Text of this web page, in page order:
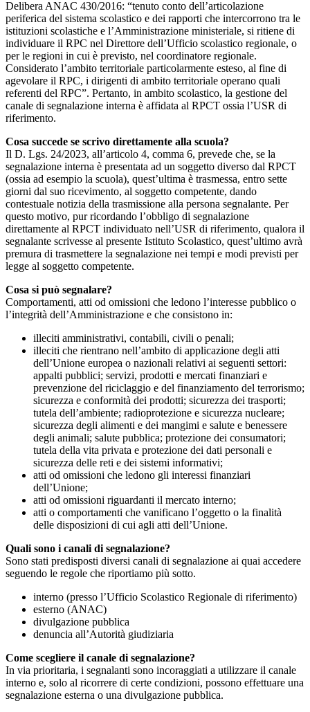
Delibera ANAC 430/2016: “tenuto conto dell’articolazione
periferica del sistema scolastico e dei rapporti che intercorrono tra le
istituzioni scolastiche e l’Amministrazione ministeriale, si ritiene di
individuare il RPC nel Direttore dell’Ufficio scolastico regionale, o
per le regioni in cui è previsto, nel coordinatore regionale.
Considerato l’ambito territoriale particolarmente esteso, al fine di
agevolare il RPC, i dirigenti di ambito territoriale operano quali
referenti del RPC”. Pertanto, in ambito scolastico, la gestione del
canale di segnalazione interna è affidata al RPCT ossia l’USR di
riferimento.
Cosa succede se scrivo direttamente alla scuola?
Il D. Lgs. 24/2023, all’articolo 4, comma 6, prevede che, se la
segnalazione interna è presentata ad un soggetto diverso dal RPCT
(ossia ad esempio la scuola), quest’ultima è trasmessa, entro sette
giorni dal suo ricevimento, al soggetto competente, dando
contestuale notizia della trasmissione alla persona segnalante. Per
questo motivo, pur ricordando l’obbligo di segnalazione
direttamente al RPCT individuato nell’USR di riferimento, qualora il
segnalante scrivesse al presente Istituto Scolastico, quest’ultimo avrà
premura di trasmettere la segnalazione nei tempi e modi previsti per
legge al soggetto competente.
Cosa si può segnalare?
Comportamenti, atti od omissioni che ledono l’interesse pubblico o
l’integrità dell’Amministrazione e che consistono in:
illeciti amministrativi, contabili, civili o penali;
illeciti che rientrano nell’ambito di applicazione degli atti
dell’Unione europea o nazionali relativi ai seguenti settori:
appalti pubblici; servizi, prodotti e mercati finanziari e
prevenzione del riciclaggio e del finanziamento del terrorismo;
sicurezza e conformità dei prodotti; sicurezza dei trasporti;
tutela dell’ambiente; radioprotezione e sicurezza nucleare;
sicurezza degli alimenti e dei mangimi e salute e benessere
degli animali; salute pubblica; protezione dei consumatori;
tutela della vita privata e protezione dei dati personali e
sicurezza delle reti e dei sistemi informativi;
atti od omissioni che ledono gli interessi finanziari
dell’Unione;
atti od omissioni riguardanti il mercato interno;
atti o comportamenti che vanificano l’oggetto o la finalità
delle disposizioni di cui agli atti dell’Unione.
Quali sono i canali di segnalazione?
Sono stati predisposti diversi canali di segnalazione ai quai accedere
seguendo le regole che riportiamo più sotto.
interno (presso l’Ufficio Scolastico Regionale di riferimento)
esterno (ANAC)
divulgazione pubblica
denuncia all’Autorità giudiziaria
Come scegliere il canale di segnalazione?
In via prioritaria, i segnalanti sono incoraggiati a utilizzare il canale
interno e, solo al ricorrere di certe condizioni, possono effettuare una
segnalazione esterna o una divulgazione pubblica.